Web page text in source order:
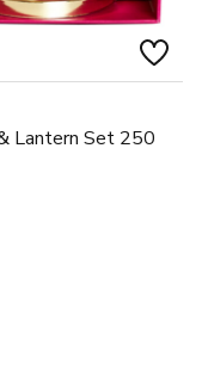
Lantern Set 250